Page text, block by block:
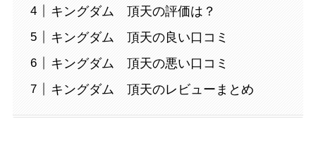
キングダム 頂天の評価は？
キングダム 頂天の良い口コミ
キングダム 頂天の悪い口コミ
キングダム 頂天のレビューまとめ